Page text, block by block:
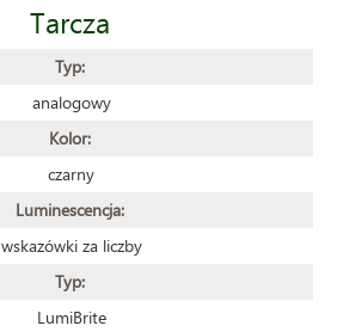
Tarcza
Typ:
analogowy
Kolor:
czarny
Luminescencja:
wskazówki za liczby
Typ:
LumiBrite